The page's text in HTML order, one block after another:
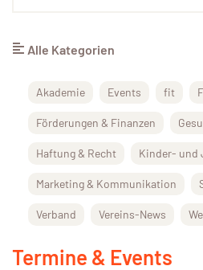
Alle Kategorien
Akademie Events fit
Förderungen & Finanzen
Haftung & Recht Kinder- und
Marketing & Kommunikation
Verband Vereins-News
Termine & Events